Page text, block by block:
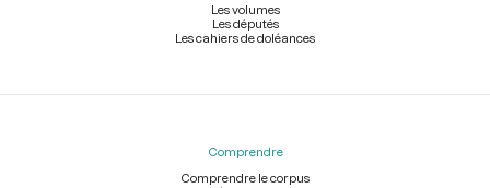
Les volumes
Les députés
Les cahiers de doléances
Comprendre
Comprendre le corpus